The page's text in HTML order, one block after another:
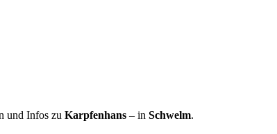
und Infos zu Karpfenhans – in Schwelm.